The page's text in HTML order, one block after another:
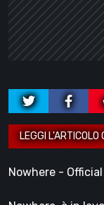
Nowhere -